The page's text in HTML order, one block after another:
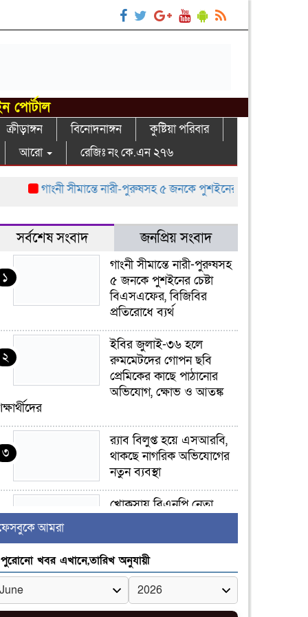
পোর্টাল
ক্রীড়াঙ্গন বিনোদনাঙ্গন
কুষ্টিয়া পরিবার
আরো রেজিঃ নং কে.এন ২৭৬
গাংনী সীমান্তে নারী-পুরুষসহ ৫ জনকে পুশইনের চেষ্টা বিএসএফের,
সর্বশেষ সংবাদ জনপ্রিয় সংবাদ
১
গাংনী সীমান্তে নারী-পুরুষসহ
৫ জনকে পুশইনের চেষ্টা
বিএসএফের, বিজিবির
প্রতিরোধে ব্যর্থ
২
ইবির জুলাই-৩৬ হলে
রুমমেটদের গোপন ছবি
প্রেমিকের কাছে পাঠানোর
অভিযোগ, ক্ষোভ ও আতঙ্ক
৩
র‍্যাব বিলুপ্ত হয়ে এসআরবি,
থাকছে নাগরিক অভিযোগের
নতুন ব্যবস্থা
৪
খোকসায় বিএনপি নেতা
৫
সাঈদীর ছবিতে জুতা
নিক্ষেপকারীরা ‘জারজ
সন্তান’: আমির হামজা
আমরা
পুরোনো খবর এখানে,তারিখ অনুযায়ী